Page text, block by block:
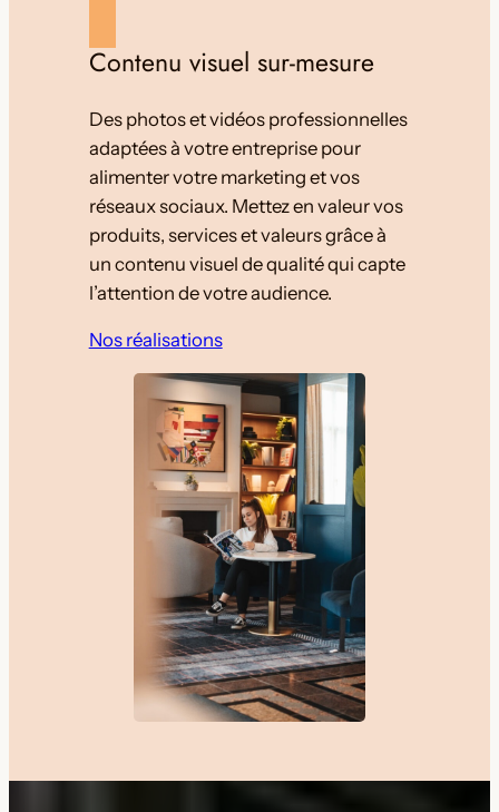
Contenu visuel sur-mesure
Des photos et vidéos professionnelles
adaptées à votre entreprise pour
alimenter votre marketing et vos
réseaux sociaux. Mettez en valeur vos
produits, services et valeurs grâce à
un contenu visuel de qualité qui capte
l’attention de votre audience.
Nos réalisations